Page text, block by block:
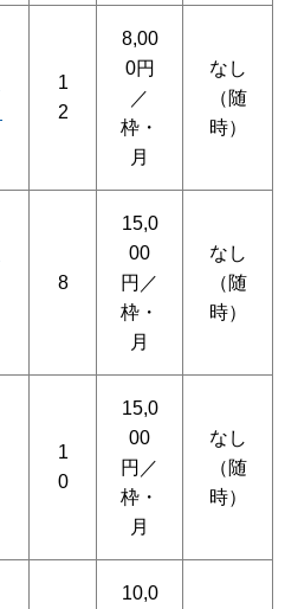
1
2
8,00
0円
／
枠・
月
なし
（随
時）
8
15,0
00
円／
枠・
月
なし
（随
時）
1
0
15,0
00
円／
枠・
月
なし
（随
時）
10,0